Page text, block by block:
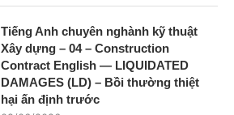
Tiếng Anh chuyên nghành kỹ thuật
Xây dựng – 04 – Construction
Contract English — LIQUIDATED
DAMAGES (LD) – Bồi thường thiệt
hại ấn định trước